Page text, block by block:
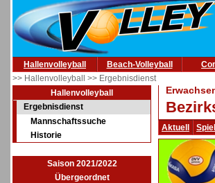
Hallenvolleyball Beach-Volleyball
>> Hallenvolleyball >> Ergebnisdienst
Hallenvolleyball
Ergebnisdienst
Mannschaftssuche
Historie
Saison 2021/2022
Übergeordnet
Aktuell